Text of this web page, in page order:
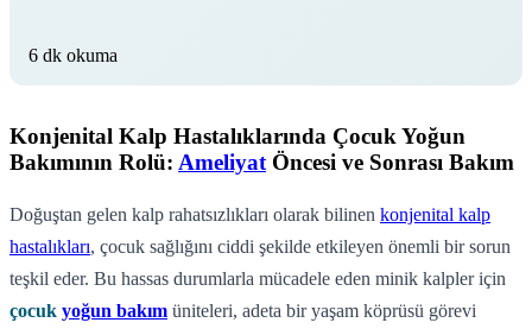
6 dk okuma
Konjenital Kalp Hastalıklarında Çocuk Yoğun
Bakımının Rolü: Ameliyat Öncesi ve Sonrası Bakım
Doğuştan gelen kalp rahatsızlıkları olarak bilinen konjenital kalp
hastalıkları, çocuk sağlığını ciddi şekilde etkileyen önemli bir sorun
teşkil eder. Bu hassas durumlarla mücadele eden minik kalpler için
çocuk yoğun bakım üniteleri, adeta bir yaşam köprüsü görevi